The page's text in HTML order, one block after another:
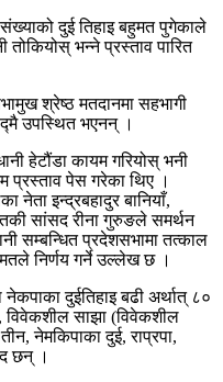
दुई तिहाइ बहुमत पुगेकाले
तोकियोस् भन्ने प्रस्ताव पारित
श्रेष्ठ मतदानमा सहभागी
उपस्थित भएनन् ।
हेटौंडा कायम गरियोस् भनी
प्रस्ताव पेस गरेका थिए ।
नेता इन्द्रबहादुर बानियाँ,
सांसद रीना गुरुङले समर्थन
सम्बन्धित प्रदेशसभामा तत्काल
निर्णय गर्ने उल्लेख छ ।
दुईतिहाइ बढी अर्थात् ८०
साझा (विवेकशील
नेमकिपाका दुई, राप्रपा,
छन् ।